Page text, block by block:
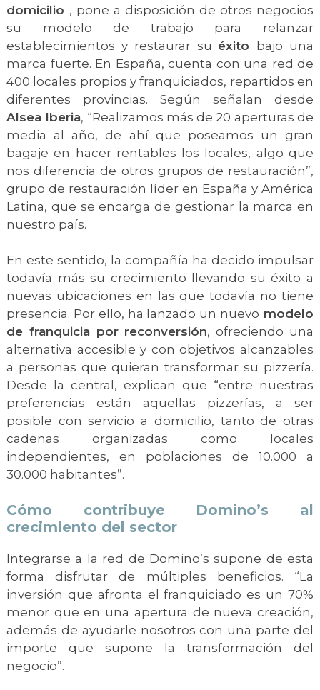
domicilio , pone a disposición de otros negocios
su modelo de trabajo para relanzar
establecimientos y restaurar su éxito bajo una
marca fuerte. En España, cuenta con una red de
400 locales propios y franquiciados, repartidos en
diferentes provincias. Según señalan desde
Alsea Iberia, “Realizamos más de 20 aperturas de
media al año, de ahí que poseamos un gran
bagaje en hacer rentables los locales, algo que
nos diferencia de otros grupos de restauración”,
grupo de restauración líder en España y América
Latina, que se encarga de gestionar la marca en
nuestro país.
En este sentido, la compañía ha decido impulsar
todavía más su crecimiento llevando su éxito a
nuevas ubicaciones en las que todavía no tiene
presencia. Por ello, ha lanzado un nuevo modelo
de franquicia por reconversión, ofreciendo una
alternativa accesible y con objetivos alcanzables
a personas que quieran transformar su pizzería.
Desde la central, explican que “entre nuestras
preferencias están aquellas pizzerías, a ser
posible con servicio a domicilio, tanto de otras
cadenas organizadas como locales
independientes, en poblaciones de 10.000 a
30.000 habitantes”.
Cómo contribuye Domino’s al
crecimiento del sector
Integrarse a la red de Domino’s supone de esta
forma disfrutar de múltiples beneficios. “La
inversión que afronta el franquiciado es un 70%
menor que en una apertura de nueva creación,
además de ayudarle nosotros con una parte del
importe que supone la transformación del
negocio”.